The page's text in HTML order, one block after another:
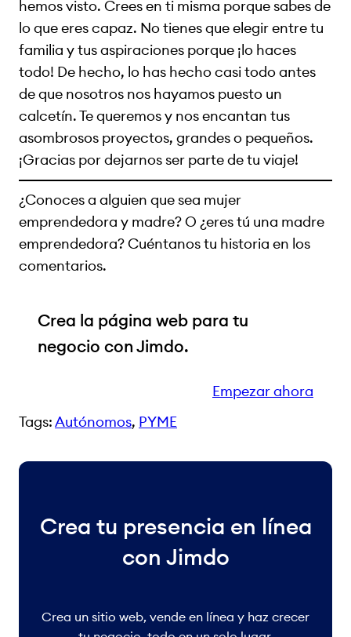
hemos visto. Crees en ti misma porque sabes de
lo que eres capaz. No tienes que elegir entre tu
familia y tus aspiraciones porque ¡lo haces
todo! De hecho, lo has hecho casi todo antes
de que nosotros nos hayamos puesto un
calcetín. Te queremos y nos encantan tus
asombrosos proyectos, grandes o pequeños.
¡Gracias por dejarnos ser parte de tu viaje!
¿Conoces a alguien que sea mujer
emprendedora y madre? O ¿eres tú una madre
emprendedora? Cuéntanos tu historia en los
comentarios.
Crea la página web para tu
negocio con Jimdo.
Empezar ahora
Tags:Autónomos, PYME
Crea tu presencia en línea
con Jimdo
Crea un sitio web, vende en línea y haz crecer